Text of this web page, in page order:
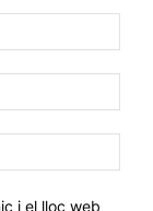
web:
i el lloc web